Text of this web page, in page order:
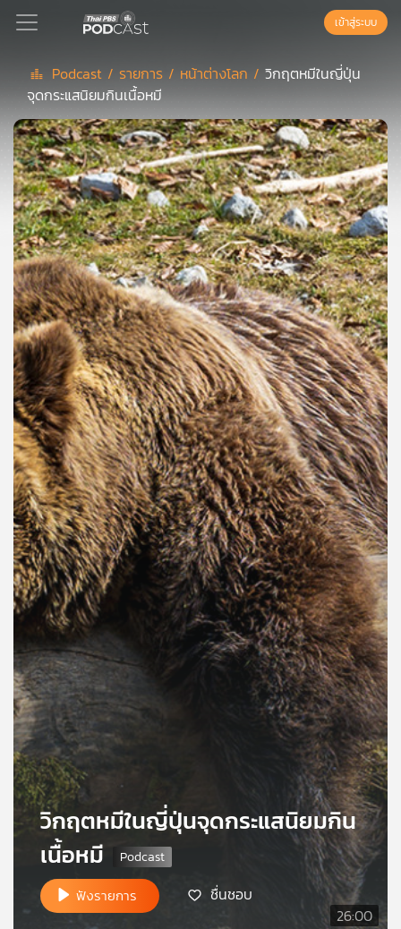
Podcast
เพล
ย์
ลิ
สต์
แนะนำ
เพล
ย์
ลิ
สต์
ของ
คุณ
เพลง
บทความ
ข่าว
กิจกรรม
เกี่ยว
กับ
เรา
เครือ
เข้าสู่ระบบ
Podcast / รายการ / หน้าต่างโลก / วิกฤตหมีในญี่ปุ่น
จุดกระแสนิยมกินเนื้อหมี
26:00
วิกฤตหมีในญี่ปุ่นจุดกระแสนิยมกิน
เนื้อหมี
ฟังรายการ ชื่นชอบ